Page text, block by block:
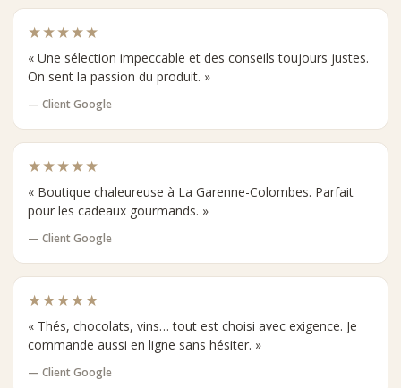
★★★★★
« Une sélection impeccable et des conseils toujours justes.
On sent la passion du produit. »
— Client Google
★★★★★
« Boutique chaleureuse à La Garenne-Colombes. Parfait
pour les cadeaux gourmands. »
— Client Google
★★★★★
« Thés, chocolats, vins… tout est choisi avec exigence. Je
commande aussi en ligne sans hésiter. »
— Client Google